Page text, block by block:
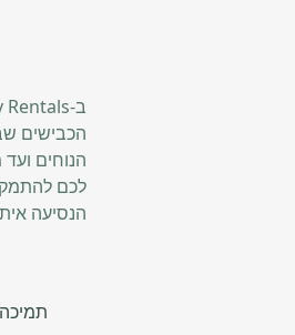
הכבישים
הנוחים
לכם
הנסיעה